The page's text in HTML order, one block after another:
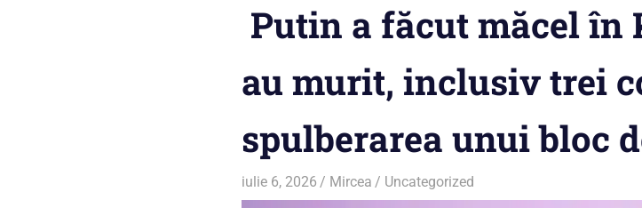
Putin a făcut măcel în
au murit, inclusiv trei
spulberarea unui bloc
iulie 6, 2026 Mircea Uncategorized